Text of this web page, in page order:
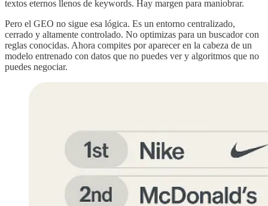
textos eternos llenos de keywords. Hay margen para maniobrar.
Pero el GEO no sigue esa lógica. Es un entorno centralizado,
cerrado y altamente controlado. No optimizas para un buscador con
reglas conocidas. Ahora compites por aparecer en la cabeza de un
modelo entrenado con datos que no puedes ver y algoritmos que no
puedes negociar.